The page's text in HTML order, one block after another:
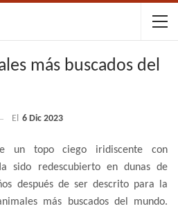
más buscados del
El 6 Dic 2023
un topo ciego iridiscente con
sido redescubierto en dunas de
después de ser descrito para la
más buscados del mundo.